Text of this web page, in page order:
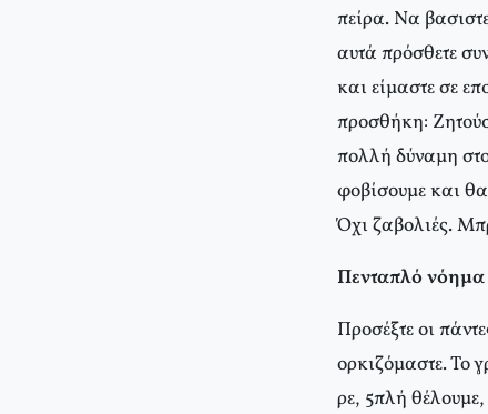
πείρα. Να
αυτά πρόσθετε
και είμαστε σε
προσθήκη:
πολλή δύναμη
φοβίσουμε και
Όχι ζαβολιές.
Πενταπλό νόημα
Προσέξτε οι
ορκιζόμαστε. Το
ρε, 5πλή